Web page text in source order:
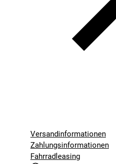
Versandinformationen
Zahlungsinformationen
Fahrradleasing